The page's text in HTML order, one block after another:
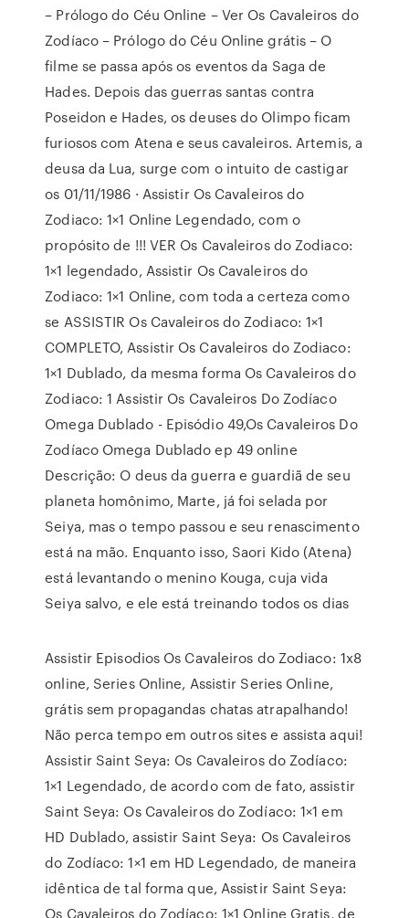
– Prólogo do Céu Online – Ver Os Cavaleiros do
Zodíaco – Prólogo do Céu Online grátis – O
filme se passa após os eventos da Saga de
Hades. Depois das guerras santas contra
Poseidon e Hades, os deuses do Olimpo ficam
furiosos com Atena e seus cavaleiros. Artemis, a
deusa da Lua, surge com o intuito de castigar
os 01/11/1986 · Assistir Os Cavaleiros do
Zodiaco: 1×1 Online Legendado, com o
propósito de !!! VER Os Cavaleiros do Zodiaco:
1×1 legendado, Assistir Os Cavaleiros do
Zodiaco: 1×1 Online, com toda a certeza como
se ASSISTIR Os Cavaleiros do Zodiaco: 1×1
COMPLETO, Assistir Os Cavaleiros do Zodiaco:
1×1 Dublado, da mesma forma Os Cavaleiros do
Zodiaco: 1 Assistir Os Cavaleiros Do Zodíaco
Omega Dublado - Episódio 49,Os Cavaleiros Do
Zodíaco Omega Dublado ep 49 online
Descrição: O deus da guerra e guardiã de seu
planeta homônimo, Marte, já foi selada por
Seiya, mas o tempo passou e seu renascimento
está na mão. Enquanto isso, Saori Kido (Atena)
está levantando o menino Kouga, cuja vida
Seiya salvo, e ele está treinando todos os dias
Assistir Episodios Os Cavaleiros do Zodiaco: 1x8
online, Series Online, Assistir Series Online,
grátis sem propagandas chatas atrapalhando!
Não perca tempo em outros sites e assista aqui!
Assistir Saint Seya: Os Cavaleiros do Zodíaco:
1×1 Legendado, de acordo com de fato, assistir
Saint Seya: Os Cavaleiros do Zodíaco: 1×1 em
HD Dublado, assistir Saint Seya: Os Cavaleiros
do Zodíaco: 1×1 em HD Legendado, de maneira
idêntica de tal forma que, Assistir Saint Seya:
Os Cavaleiros do Zodíaco: 1×1 Online Gratis, de